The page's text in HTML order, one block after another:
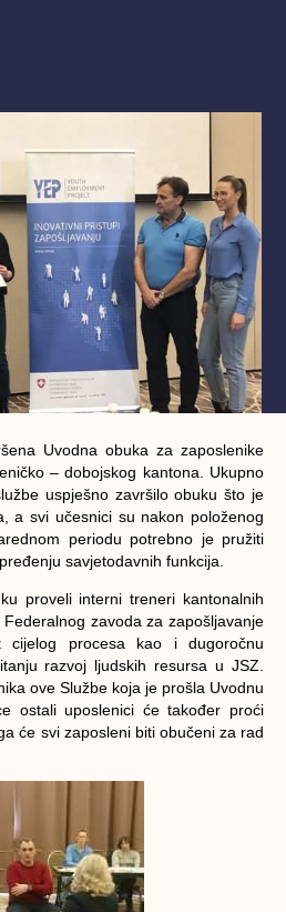
Uvodna obuka za zaposlenike
– dobojskog kantona. Ukupno
uspješno završilo obuku što je
a svi učesnici su nakon položenog
periodu potrebno je pružiti
savjetodavnih funkcija.
proveli interni treneri kantonalnih
zavoda za zapošljavanje
cijelog procesa kao i dugoročnu
razvoj ljudskih resursa u JSZ.
ove Službe koja je prošla Uvodnu
ostali uposlenici će također proći
će svi zaposleni biti obučeni za rad